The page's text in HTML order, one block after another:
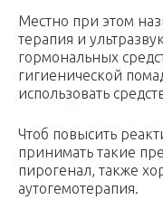
Местно при этом
терапия и
гормональных
гигиенической
использовать
Чтоб повысить
принимать такие
пирогенал, также
аутогемотерапия.